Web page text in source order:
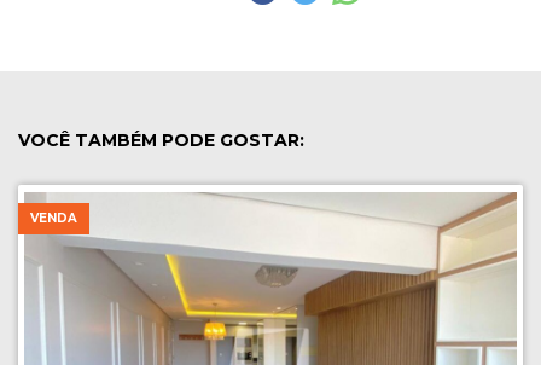
VOCÊ TAMBÉM PODE GOSTAR:
VENDA